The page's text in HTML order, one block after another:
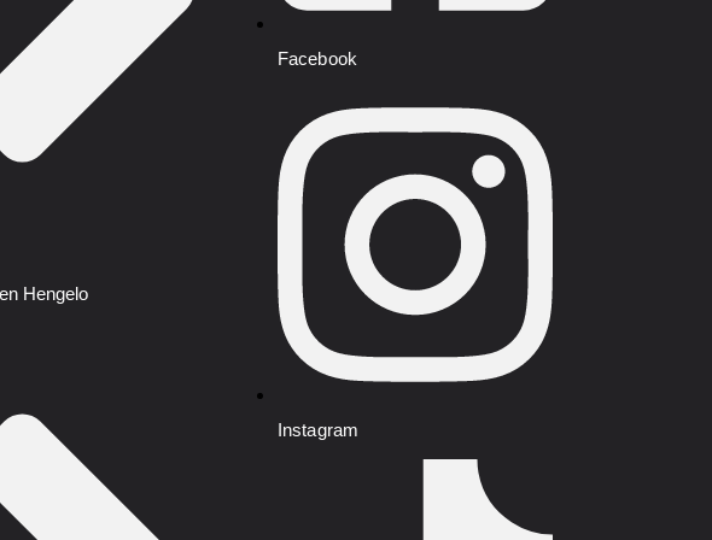
Hengelo
Facebook
Instagram